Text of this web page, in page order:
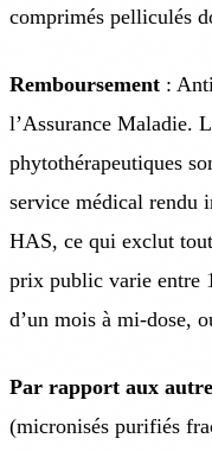
comprimés pelliculés
Remboursement :
l’Assurance Maladie.
phytothérapeutiques
service médical rendu
HAS, ce qui exclut
prix public varie entre
d’un mois à mi-dose,
Par rapport aux
(micronisés purifiés